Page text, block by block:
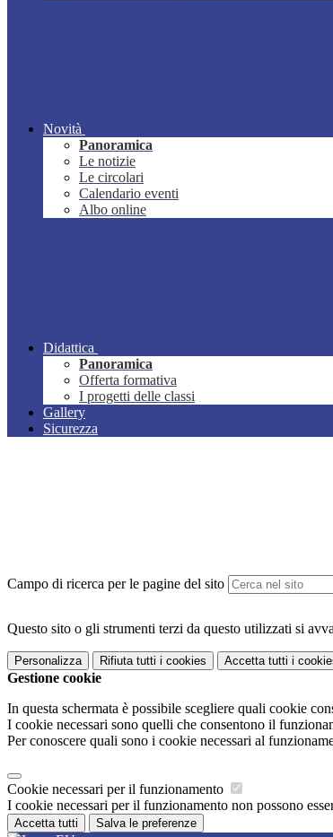
Novità
Panoramica
Le notizie
Le circolari
Calendario eventi
Albo online
Didattica
Panoramica
Offerta formativa
I progetti delle classi
Gallery
Sicurezza
Campo di ricerca per le pagine del sito
Questo sito o gli strumenti terzi da questo utilizzati si
Personalizza Rifiuta tutti i cookies Accetta tutti i
Gestione cookie
In questa schermata è possibile scegliere quali cookie
I cookie necessari sono quelli che consentono il
Per conoscere quali sono i cookie necessari al
Cookie necessari per il funzionamento
I cookie necessari per il funzionamento non possono
Accetta tutti Salva le preferenze